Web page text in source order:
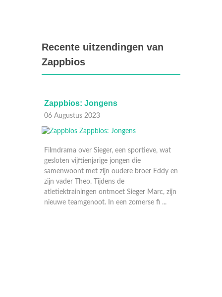
Recente uitzendingen van
Zappbios
Zappbios: Jongens
06 Augustus 2023
Filmdrama over Sieger, een sportieve, wat
gesloten vijftienjarige jongen die
samenwoont met zijn oudere broer Eddy en
zijn vader Theo. Tijdens de
atletiektrainingen ontmoet Sieger Marc, zijn
nieuwe teamgenoot. In een zomerse fi ...